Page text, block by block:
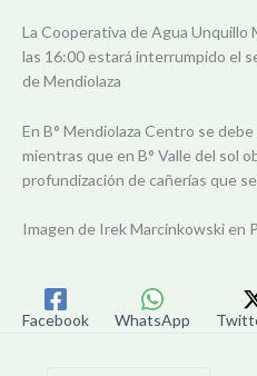
La Cooperativa de Agua Unquillo
las 16:00 estará interrumpido el
de Mendiolaza
En B° Mendiolaza Centro se
mientras que en B° Valle del sol
profundización de cañerías que
Imagen de Irek Marcinkowski en
Facebook WhatsApp